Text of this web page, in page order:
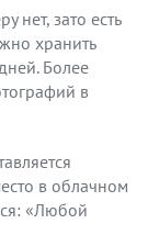
нет, зато есть
хранить
Более
в
в облачном
«Любой